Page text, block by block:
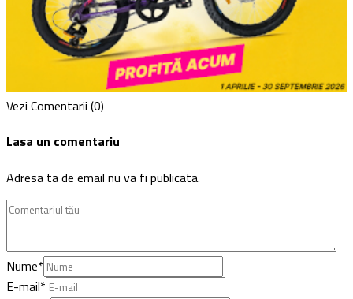
Vezi Comentarii (0)
Lasa un comentariu
Adresa ta de email nu va fi publicata.
Nume*
E-mail*